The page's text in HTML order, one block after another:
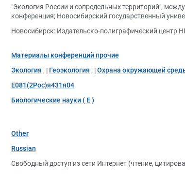
"Экология России и сопредельных территорий",
конференция; Новосибирский государственный
Новосибирск: Издательско-полиграфический центр
Материалы конференций прочие
Экология ; Геоэкология ; Охрана окружающей
Е081(2Рос)я431я04
Биологические науки ( Е )
Other
Russian
Свободный доступ из сети Интернет (чтение,